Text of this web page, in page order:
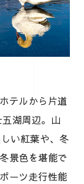
テルから片道
湖周辺。山
い紅葉や、冬
景色を堪能で
ーツ走行性能